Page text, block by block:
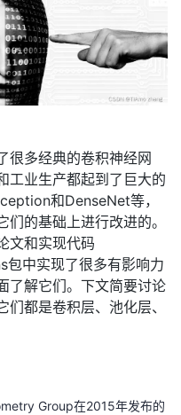
很多经典的卷积神经网
工业生产都起到了巨大的
和DenseNet等，
的基础上进行改进的。
文和实现代码
中实现了很多有影响力
了解它们。下文简要讨论
都是卷积层、池化层、
Group在2015年发布的